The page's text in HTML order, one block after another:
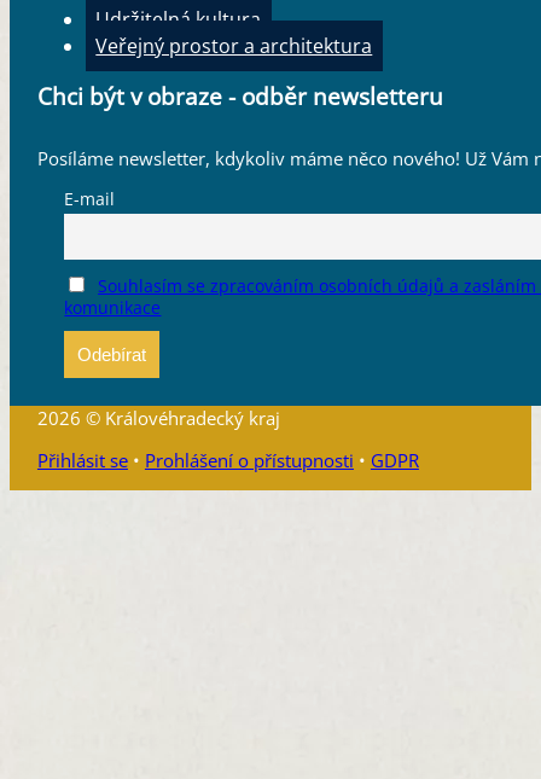
Udržitelná kultura
Veřejný prostor a architektura
Chci být v obraze - odběr newsletteru
Posíláme newsletter, kdykoliv máme něco nového! Už Vám
E-mail
Souhlasím se zpracováním osobních údajů a
komunikace
2026 © Královéhradecký kraj
Přihlásit se• Prohlášení o přístupnosti • GDPR